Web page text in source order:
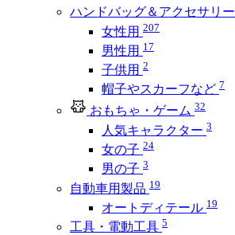
ハンドバッグ＆アクセサリー
女性用 207
男性用 17
子供用 2
帽子やスカーフなど 7
おもちゃ・ゲーム 32
人気キャラクター 3
女の子 24
男の子 3
自動車用製品 19
オートディテール 19
工具・電動工具 5